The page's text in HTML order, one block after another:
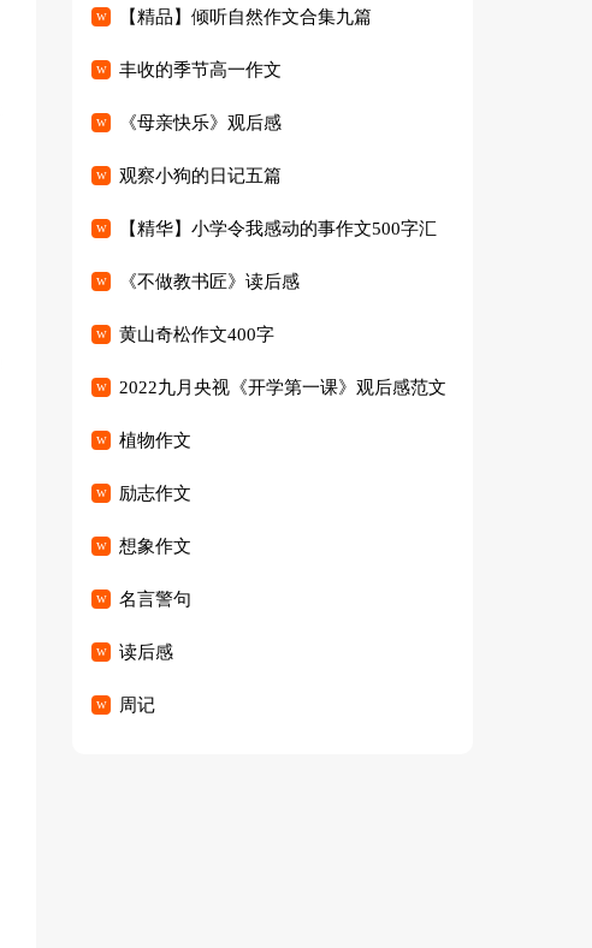
【精品】倾听自然作文合集九篇
丰收的季节高一作文
《母亲快乐》观后感
观察小狗的日记五篇
【精华】小学令我感动的事作文500字汇
编七篇《不做教书匠》读后感
黄山奇松作文400字
2022九月央视《开学第一课》观后感范文
（精选23篇）
植物作文
励志作文
想象作文
名言警句
读后感
周记